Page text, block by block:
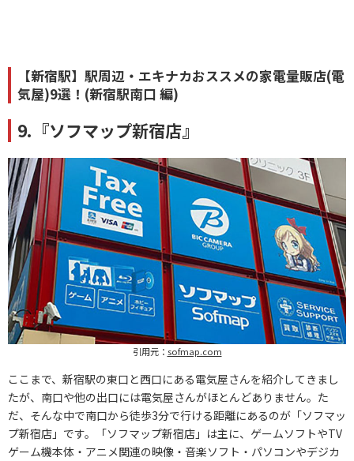
【新宿駅】駅周辺・エキナカおススメの家電量販店(電
気屋)9選！(新宿駅南口 編)
9.『ソフマップ新宿店』
引用元： sofmap.com
ここまで、新宿駅の東口と西口にある電気屋さんを紹介してきまし
たが、南口や他の出口には電気屋さんがほとんどありません。た
だ、そんな中で南口から徒歩3分で行ける距離にあるのが「ソフマッ
プ新宿店」です。「ソフマップ新宿店」は主に、ゲームソフトやTV
ゲーム機本体・アニメ関連の映像・音楽ソフト・パソコンやデジカ